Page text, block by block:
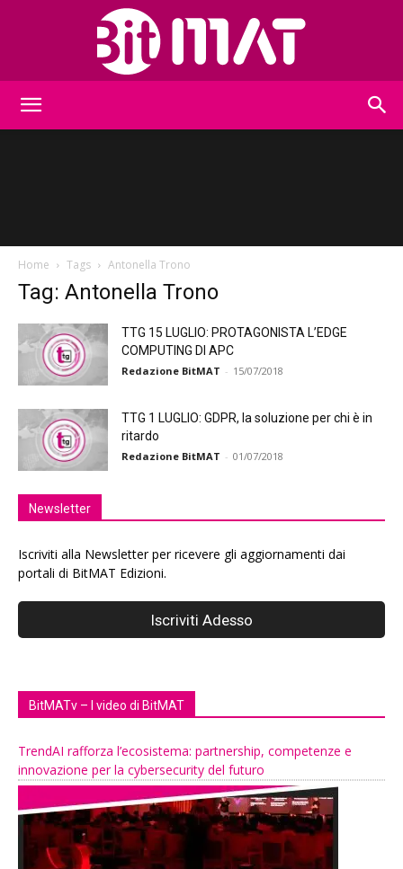
Home Tags Antonella Trono
Tag: Antonella Trono
TTG 15 LUGLIO: PROTAGONISTA L’EDGE
COMPUTING DI APC
Redazione BitMAT - 15/07/2018
TTG 1 LUGLIO: GDPR, la soluzione per chi è in
ritardo
Redazione BitMAT - 01/07/2018
Newsletter
Iscriviti alla Newsletter per ricevere gli aggiornamenti dai
portali di BitMAT Edizioni.
BitMATv – I video di BitMAT
TrendAI rafforza l’ecosistema: partnership, competenze e
innovazione per la cybersecurity del futuro